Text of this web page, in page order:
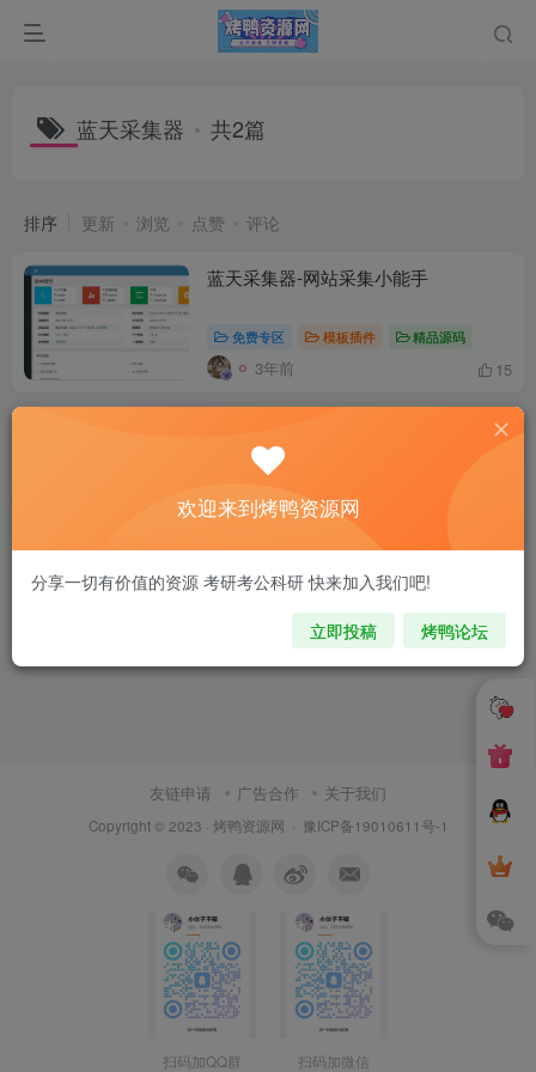
蓝天采集器 共2篇
排序 更新 浏览 点赞 评论
蓝天采集器-网站采集小能手
免费专区 模板插件 精品源码
3年前 15
蓝天采集器WordPress文章远程免登录
发布接口插件操作教程
4年前
友链申请 广告合作 关于我们
Copyright © 2023 · 烤鸭资源网 · 豫ICP备19010611号-1
扫码加QQ群 扫码加微信
欢迎来到烤鸭资源网
分享一切有价值的资源 考研考公科研 快来加入我们吧!
立即投稿 烤鸭论坛